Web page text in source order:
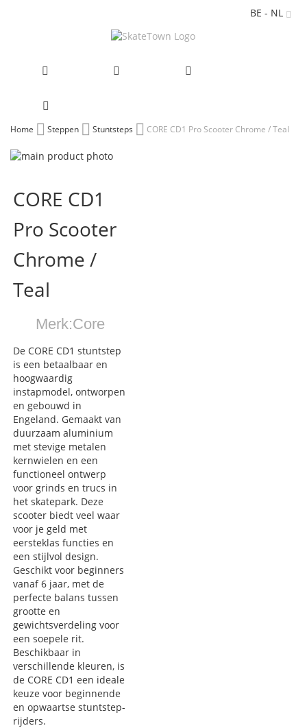
BE - NL
Ga
de
Home Steppen Stuntsteps CORE CD1 Pro Scooter Chrome / Teal
Ga
einde
van
de
afbeeldingen-
gallerij
het
begin
van
de
afbeeldingen-
gallerij
CORE CD1
Pro Scooter
Chrome /
Teal
Merk:Core
De CORE CD1 stuntstep
is een betaalbaar en
hoogwaardig
instapmodel, ontworpen
en gebouwd in
Engeland. Gemaakt van
duurzaam aluminium
met stevige metalen
kernwielen en een
functioneel ontwerp
voor grinds en trucs in
het skatepark. Deze
scooter biedt veel waar
voor je geld met
eersteklas functies en
een stijlvol design.
Geschikt voor beginners
vanaf 6 jaar, met de
perfecte balans tussen
grootte en
gewichtsverdeling voor
een soepele rit.
Beschikbaar in
verschillende kleuren, is
de CORE CD1 een ideale
keuze voor beginnende
en opwaartse stuntstep-
rijders.